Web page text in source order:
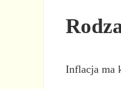
Inflacja ma